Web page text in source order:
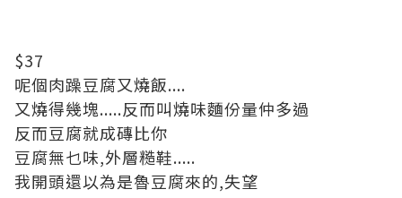
$37
呢個肉躁豆腐又燒飯....
又燒得幾塊.....反而叫燒味麵份量仲多過
反而豆腐就成磚比你
豆腐無乜味,外層糙鞋.....
我開頭還以為是魯豆腐來的,失望